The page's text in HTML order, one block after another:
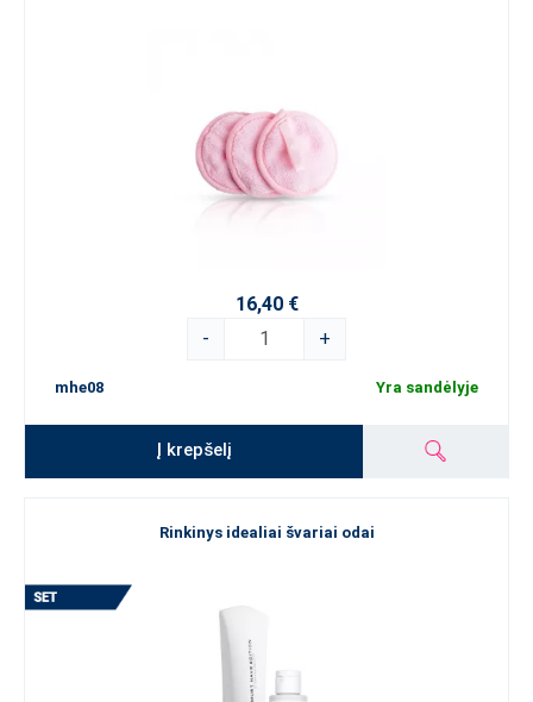
16,40 €
-
+
mhe08 Yra sandėlyje
Į krepšelį
Rinkinys idealiai švariai odai